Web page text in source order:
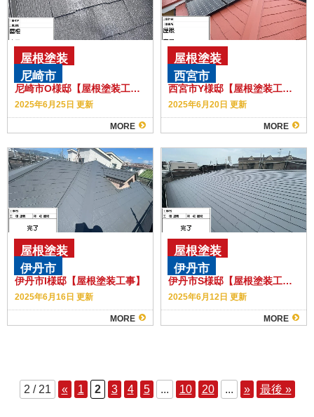
尼崎市O様邸【屋根塗装工事】
2025年6月25日 更新
MORE
屋根塗装
尼崎市
西宮市Y様邸【屋根塗装工事】
2025年6月20日 更新
MORE
屋根塗装
西宮市
伊丹市I様邸【屋根塗装工事】
2025年6月16日 更新
MORE
屋根塗装
伊丹市
伊丹市S様邸【屋根塗装工事】
2025年6月12日 更新
MORE
屋根塗装
伊丹市
2 / 21 « 1 2 3 4 5 ... 10 20 ... » 最後 »